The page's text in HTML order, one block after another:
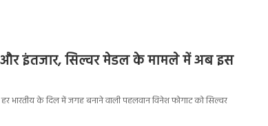
और इंतजार, सिल्वर मेडल के मामले में अब इस
भारतीय के दिल में जगह बनाने वाली पहलवान विनेश फोगाट को सिल्वर